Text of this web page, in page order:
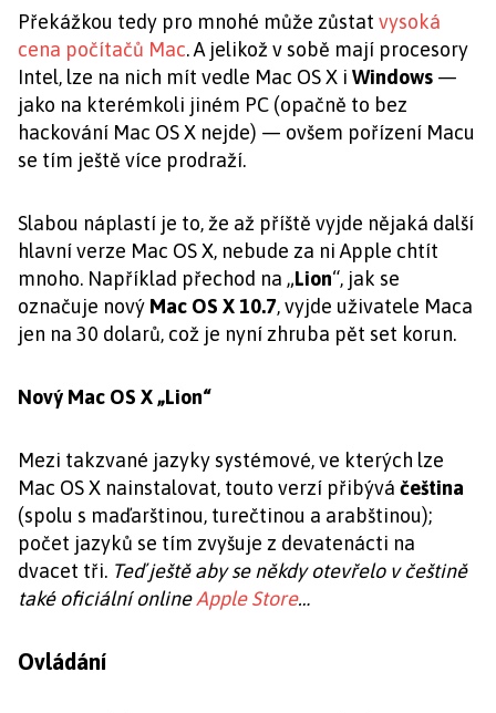
Překážkou tedy pro mnohé může zůstat vysoká
cena počítačů Mac. A jelikož v sobě mají procesory
Intel, lze na nich mít vedle Mac OS X i Windows —
jako na kterémkoli jiném PC (opačně to bez
hackování Mac OS X nejde) — ovšem pořízení Macu
se tím ještě více prodraží.
Slabou náplastí je to, že až příště vyjde nějaká další
hlavní verze Mac OS X, nebude za ni Apple chtít
mnoho. Například přechod na „Lion“, jak se
označuje nový Mac OS X 10.7, vyjde uživatele Maca
jen na 30 dolarů, což je nyní zhruba pět set korun.
Nový Mac OS X „Lion“
Mezi takzvané jazyky systémové, ve kterých lze
Mac OS X nainstalovat, touto verzí přibývá čeština
(spolu s maďarštinou, turečtinou a arabštinou);
počet jazyků se tím zvyšuje z devatenácti na
dvacet tři. Teď ještě aby se někdy otevřelo v češtině
také oficiální onlineApple Store…
Ovládání